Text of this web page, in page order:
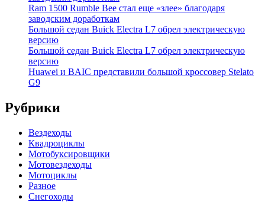
Ram 1500 Rumble Bee стал еще «злее» благодаря
заводским доработкам
Большой седан Buick Electra L7 обрел электрическую
версию
Большой седан Buick Electra L7 обрел электрическую
версию
Huawei и BAIC представили большой кроссовер Stelato
G9
Рубрики
Вездеходы
Квадроциклы
Мотобуксировщики
Мотовездеходы
Мотоциклы
Разное
Снегоходы